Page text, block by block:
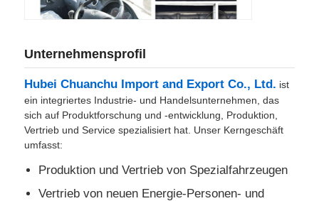
Unternehmensprofil
Hubei Chuanchu Import and Export Co., Ltd. ist
ein integriertes Industrie- und Handelsunternehmen, das
sich auf Produktforschung und -entwicklung, Produktion,
Vertrieb und Service spezialisiert hat. Unser Kerngeschäft
umfasst:
Produktion und Vertrieb von Spezialfahrzeugen
Vertrieb von neuen Energie-Personen- und